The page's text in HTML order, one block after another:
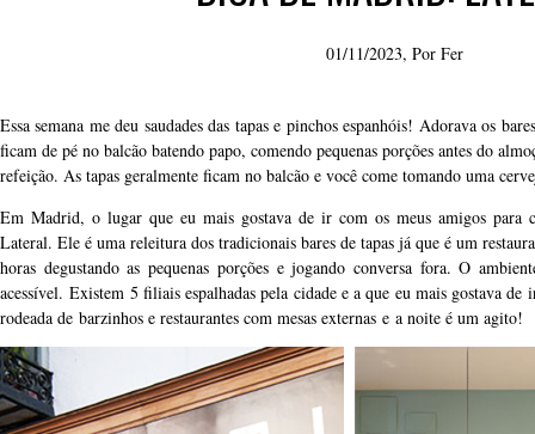
01/11/2023, Por Fer
Essa semana me deu saudades das tapas e pinchos espanhóis! Adorava os
ficam de pé no balcão batendo papo, comendo pequenas porções antes do
refeição. As tapas geralmente ficam no balcão e você come tomando uma
Em Madrid, o lugar que eu mais gostava de ir com os meus amigos para
Lateral. Ele é uma releitura dos tradicionais bares de tapas já que é um
horas degustando as pequenas porções e jogando conversa fora. O
acessível. Existem 5 filiais espalhadas pela cidade e a que eu mais gostava
rodeada de barzinhos e restaurantes com mesas externas e a noite é um agito!